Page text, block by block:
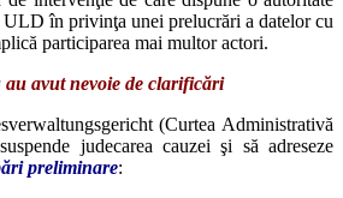
ULD în privinţa unei prelucrări a datelor cu
participarea mai multor actori.
avut nevoie de clarificări
(Curtea Administrativă
judecarea cauzei şi să adreseze
preliminare: